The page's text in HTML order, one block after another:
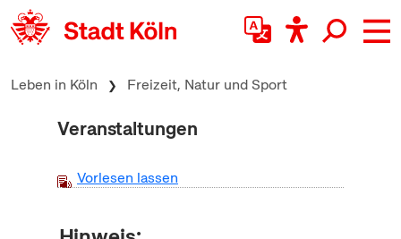
zum Inhalt springen
Leben in Köln Freizeit, Natur und Sport
Veranstaltungen
Vorlesen lassen